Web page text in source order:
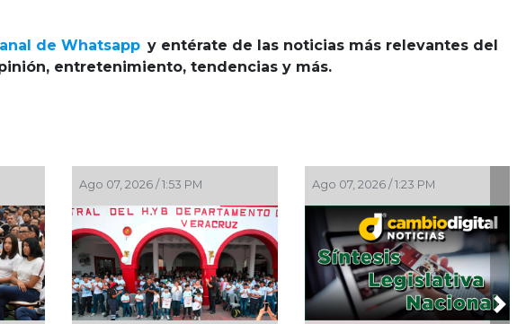
de Whatsapp y entérate de las noticias más relevantes del
entretenimiento, tendencias y más.
/ 1:23 PM Ago 07, 2026 / 12:57 PM Ago 07, 2026 / 12:49 PM
Next